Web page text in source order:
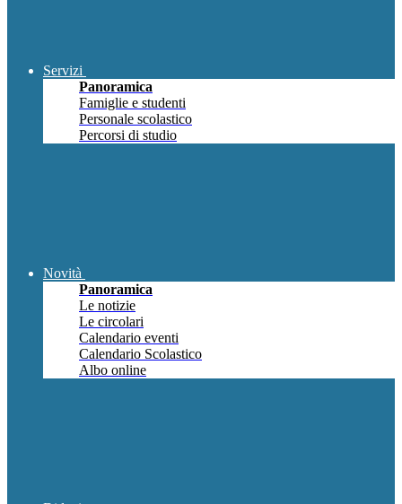
Servizi
Panoramica
Famiglie e studenti
Personale scolastico
Percorsi di studio
Novità
Panoramica
Le notizie
Le circolari
Calendario eventi
Calendario Scolastico
Albo online